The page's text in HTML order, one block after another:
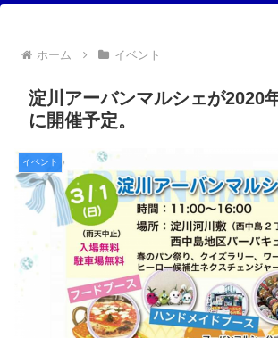
ホーム イベント
淀川アーバンマルシェが2020
に開催予定。
イベント